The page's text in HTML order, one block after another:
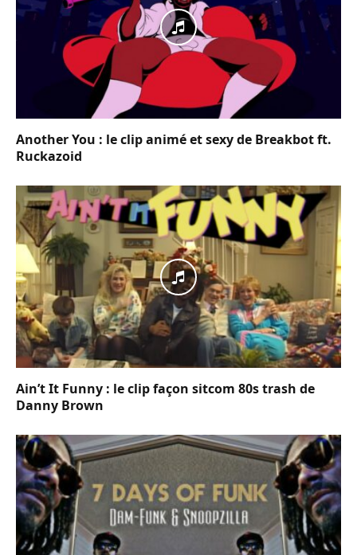
Another You : le clip animé et sexy de Breakbot ft.
Ruckazoid
Ain’t It Funny : le clip façon sitcom 80s trash de
Danny Brown